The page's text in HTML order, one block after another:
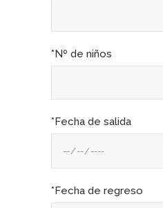
*Nº de niños
*Fecha de salida
*Fecha de regreso